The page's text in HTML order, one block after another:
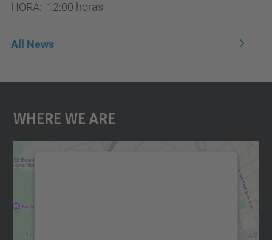
HORA: 12:00 horas
All News
Where We Are